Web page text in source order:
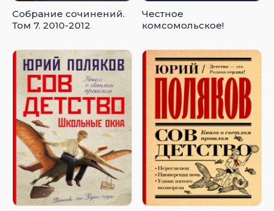
Собрание сочинений.
Том 7. 2010-2012
Честное
комсомольское!